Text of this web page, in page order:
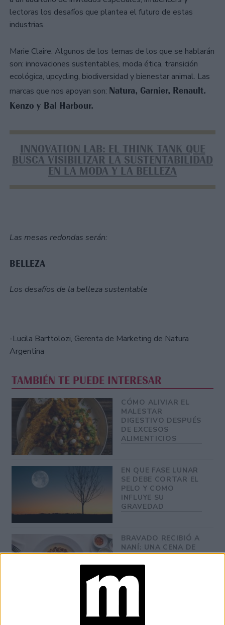
lectoras los desafíos que plantea el futuro de estas
industrias.
Marie Claire. Algunos de los temas de los que se hablarán
son: innovaciones sustentables, moda ética, transición
ecológica, upcycling, biodiversidad y bienestar animal. Las
marcas que nos apoyan son: Natura, Garnier, Renault.
Kenzo y Bal Harbour.
INNOVATION LAB: EL THINK TANK QUE
BUSCA VISIBILIZAR LA SUSTENTABILIDAD
EN LA MODA Y LA BELLEZA
Las mesas redondas serán:
BELLEZA
Los desafíos de la belleza sustentable
-Lucila Barttolozi, Gerenta de Marketing de Natura
Argentina
TAMBIÉN TE PUEDE INTERESAR
CÓMO ALIVIAR EL
MALESTAR
DIGESTIVO DESPUÉS
DE EXCESOS
ALIMENTICIOS
EN QUE FASE LUNAR
SE DEBE CORTAR EL
PELO Y COMO
INFLUYE SU
GRAVEDAD
BRAVADO RECIBIÓ A
NANÍ: UNA CENA DE
COCINA ARMENIA Y
VINOS KARAS
TÉCNICA QUE